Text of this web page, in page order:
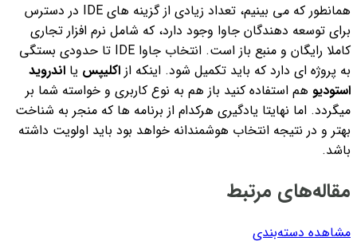
همانطور که می بینیم، تعداد زیادی از گزینه های IDE در دسترس
برای توسعه دهندگان جاوا وجود دارد، که شامل نرم افزار تجاری
کاملا رایگان و منبع باز است. انتخاب جاوا IDE تا حدودی بستگی
به پروژه ای دارد که باید تکمیل شود. اینکه از اکلیپس یا اندروید
استودیو هم استفاده کنید باز هم به نوع کاربری و خواسته شما بر
میگردد. اما نهایتا یادگیری هرکدام از برنامه ها که منجر به شناخت
بهتر و در نتیجه انتخاب هوشمندانه خواهد بود باید اولویت داشته
باشد.
مقاله‌های مرتبط
مشاهده دسته‌بندی